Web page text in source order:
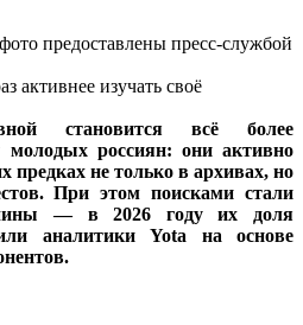
предоставлены пресс-службой
становится всё более
россиян: они активно
не только в архивах, но
При этом поисками стали
— в 2026 году их доля
аналитики Yota на основе